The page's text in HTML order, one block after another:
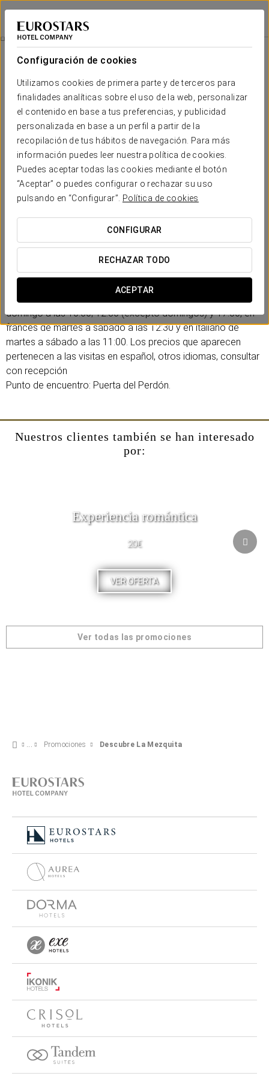
Configuración de cookies
Utilizamos cookies de primera parte y de terceros para
finalidades analíticas sobre el uso de la web, personalizar
el contenido en base a tus preferencias, y publicidad
personalizada en base a un perfil a partir de la
recopilación de tus hábitos de navegación. Para más
información puedes leer nuestra política de cookies.
Puedes aceptar todas las cookies mediante el botón
“Aceptar” o puedes configurar o rechazar su uso
pulsando en “Configurar”.
Política de cookies
CONFIGURAR
RECHAZAR TODO
ACEPTAR
Eurostars Patios de Córdoba
CÓRDOBA
Descubre La Mezquita
32€
Descubre la Mezquita
Con está promoción podrás conocer el monumento más
significativo de nuestra ciudad, la Mezquita de Córdoba,
declarada Patrimonio de la Humanidad por la UNESCO.
Incluye:
-Visita guiada de 90 minutos.
Las visitas guiadas se realizan en español e inglés de lunes a
domingo a las 10:00; 12:30 (excepto domingos) y 17:00, en
francés de martes a sábado a las 12:30 y en italiano de
martes a sábado a las 11:00. Los precios que aparecen
pertenecen a las visitas en español, otros idiomas, consultar
con recepción
Punto de encuentro: Puerta del Perdón.
Nuestros clientes también se han interesado
por:
Experiencia romántica
20€
VER OFERTA
Ver todas las promociones
Promociones Descubre La Mezquita